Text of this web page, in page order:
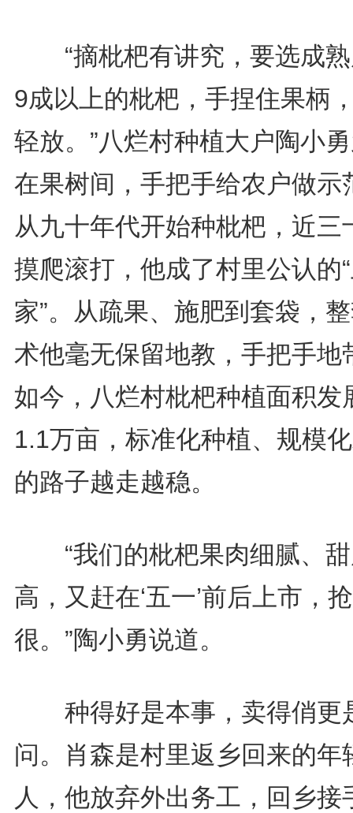
“摘枇杷有讲究，要选成熟
9成以上的枇杷，手捏住果柄
轻放。”八烂村种植大户陶小
在果树间，手把手给农户做示
从九十年代开始种枇杷，近三
摸爬滚打，他成了村里公认的
家”。从疏果、施肥到套袋，
术他毫无保留地教，手把手地
如今，八烂村枇杷种植面积发
1.1万亩，标准化种植、规模
的路子越走越稳。
“我们的枇杷果肉细腻、
高，又赶在‘五一’前后上市，
很。”陶小勇说道。
种得好是本事，卖得俏更
问。肖森是村里返乡回来的年
人，他放弃外出务工，回乡接